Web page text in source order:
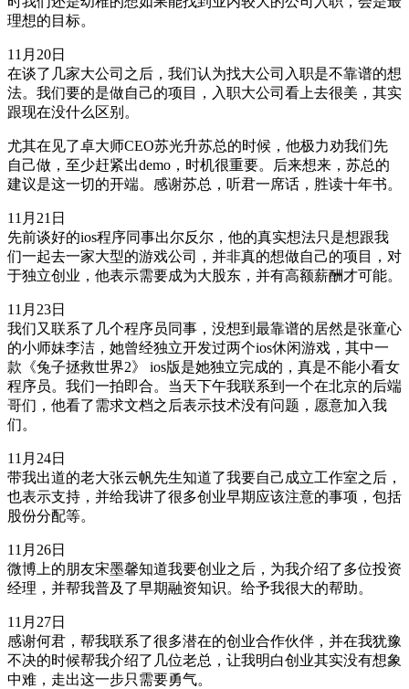
理想的目标。
11月20日
在谈了几家大公司之后，我们认为找大公司入职是不靠谱的想
法。我们要的是做自己的项目，入职大公司看上去很美，其实
跟现在没什么区别。
尤其在见了卓大师CEO苏光升苏总的时候，他极力劝我们先
自己做，至少赶紧出demo，时机很重要。后来想来，苏总的
建议是这一切的开端。感谢苏总，听君一席话，胜读十年书。
11月21日
先前谈好的ios程序同事出尔反尔，他的真实想法只是想跟我
们一起去一家大型的游戏公司，并非真的想做自己的项目，对
于独立创业，他表示需要成为大股东，并有高额薪酬才可能。
11月23日
我们又联系了几个程序员同事，没想到最靠谱的居然是张童心
的小师妹李洁，她曾经独立开发过两个ios休闲游戏，其中一
款《兔子拯救世界2》 ios版是她独立完成的，真是不能小看女
程序员。我们一拍即合。当天下午我联系到一个在北京的后端
哥们，他看了需求文档之后表示技术没有问题，愿意加入我
们。
11月24日
带我出道的老大张云帆先生知道了我要自己成立工作室之后，
也表示支持，并给我讲了很多创业早期应该注意的事项，包括
股份分配等。
11月26日
微博上的朋友宋墨馨知道我要创业之后，为我介绍了多位投资
经理，并帮我普及了早期融资知识。给予我很大的帮助。
11月27日
感谢何君，帮我联系了很多潜在的创业合作伙伴，并在我犹豫
不决的时候帮我介绍了几位老总，让我明白创业其实没有想象
中难，走出这一步只需要勇气。